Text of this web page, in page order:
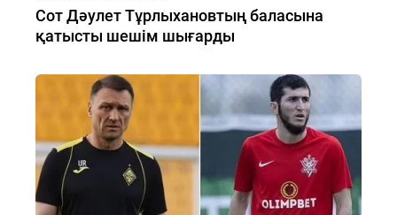
Сот Дәулет Тұрлыхановтың баласына
қатысты шешім шығарды